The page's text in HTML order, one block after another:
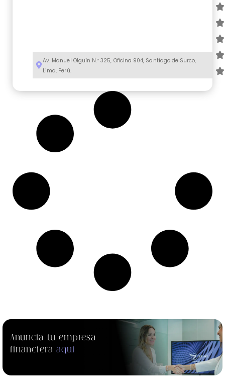
Av. Manuel Olguín N.º 325, Oficina 904, Santiago de Surco,
Lima, Perú.
Anuncia tu empresa
financiera aqui